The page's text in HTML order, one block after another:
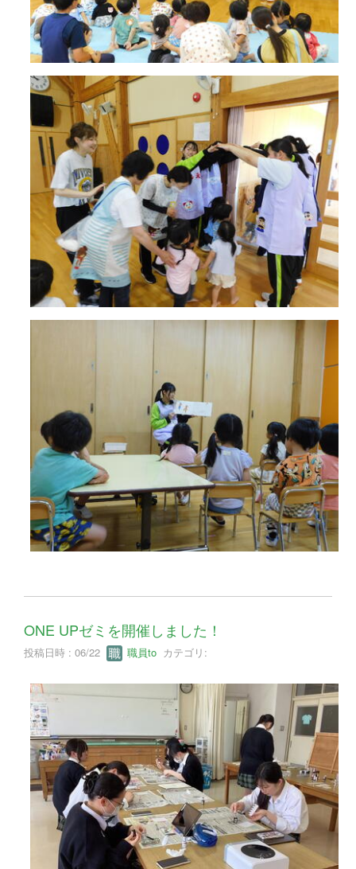
ONE UPゼミを開催しました！
投稿日時 : 06/22 職員to カテゴリ: